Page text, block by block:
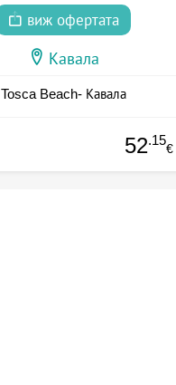
виж офертата
Кавала
Tosca Beach- Кавала
52.15
€